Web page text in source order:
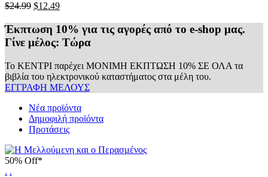
$24.99 $12.49
Έκπτωση 10% για τις αγορές από το e-shop μας.
Γίνε μέλος: Tώρα
Το ΚΕΝΤΡΙ παρέχει ΜΟΝΙΜΗ ΕΚΠΤΩΣΗ 10% ΣΕ ΟΛΑ τα
βιβλία του ηλεκτρονικού καταστήματος στα μέλη του.
ΕΓΓΡΑΦΗ ΜΕΛΟΥΣ
Νέα προϊόντα
Δημοφιλή προϊόντα
Προτάσεις
50% Off*
. .